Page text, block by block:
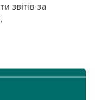
звітів за